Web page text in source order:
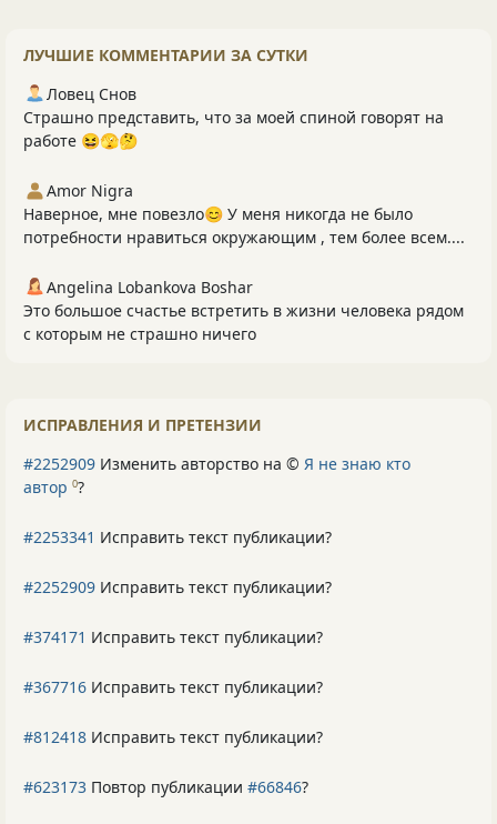
ЛУЧШИЕ КОММЕНТАРИИ ЗА СУТКИ
Ловец Снов
Страшно представить, что за моей спиной говорят на
работе 😆🫣🤔
Amor Nigra
Наверное, мне повезло😊 У меня никогда не было
потребности нравиться окружающим , тем более всем....
Angelina Lobankova Boshar
Это большое счастье встретить в жизни человека рядом
с которым не страшно ничего
ИСПРАВЛЕНИЯ И ПРЕТЕНЗИИ
#2252909 Изменить авторство на © Я не знаю кто
автор 0?
#2253341 Исправить текст публикации?
#2252909 Исправить текст публикации?
#374171 Исправить текст публикации?
#367716 Исправить текст публикации?
#812418 Исправить текст публикации?
#623173 Повтор публикации #66846?